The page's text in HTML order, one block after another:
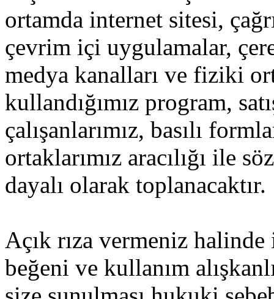
ortamda internet sitesi,
çevrim içi uygulamalar,
medya kanalları ve fiziki
kullandığımız program,
çalışanlarımız, basılı
ortaklarımız aracılığı ile
dayalı olarak toplanacaktır.
Açık rıza vermeniz
beğeni ve kullanım